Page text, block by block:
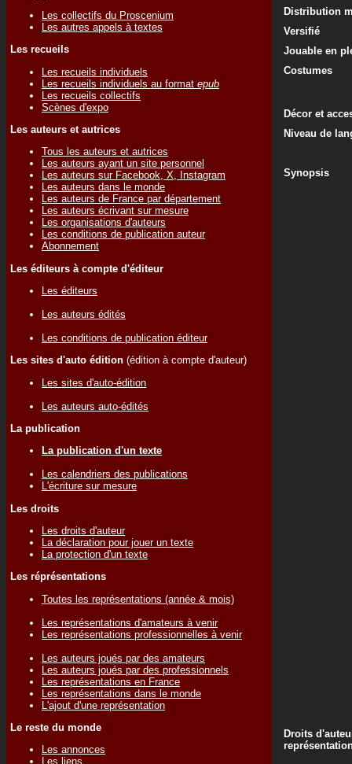
Les collectifs du Proscenium
Les autres appels à textes
Les recueils
Les recueils individuels
Les recueils individuels au format epub
Les recueils collectifs
Scènes d'expo
Les auteurs et autrices
Tous les auteurs et autrices
Les auteurs ayant un site personnel
Les auteurs sur Facebook, X, Instagram
Les auteurs dans le monde
Les auteurs de France par département
Les auteurs écrivant sur mesure
Les organisations d'auteurs
Les conditions de publication auteur
Abonnement
Les éditeurs à compte d'éditeur
Les éditeurs
Les auteurs édités
Les conditions de publication éditeur
Les sites d'auto édition (édition à compte d'auteur)
Les sites d'auto-édition
Les auteurs auto-édités
La publication
La publication d'un texte
Les calendriers des publications
L'écriture sur mesure
Les droits
Les droits d'auteur
La déclaration pour jouer un texte
La protection d'un texte
Les réprésentations
Toutes les représentations (année & mois)
Les représentations d'amateurs à venir
Les représentations professionnelles à venir
Les auteurs joués par des amateurs
Les auteurs joués par des professionnels
Les représentations en France
Les représentations dans le monde
L'ajout d'une représentation
Le reste du monde
Les annonces
Les liens
Distribution
Versifié
Jouable en
Costumes
Décor et
Niveau de
Synopsis
Droits